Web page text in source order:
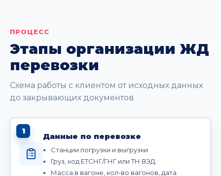
ПРОЦЕСС
Этапы организации ЖД
перевозки
Схема работы с клиентом от исходных данных
до закрывающих документов.
1
Данные по перевозке
Станции погрузки и выгрузки
Груз, код ЕТСНГ/ГНГ или ТН ВЭД
Масса в вагоне, кол-во вагонов, дата